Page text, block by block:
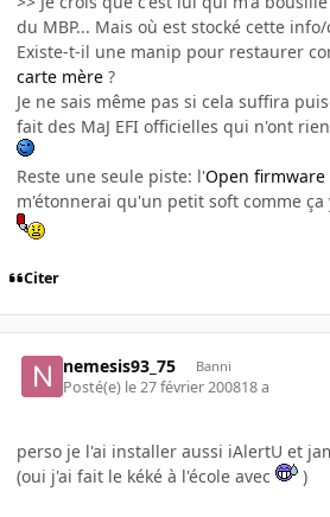
du MBP... Mais où est stocké cette
Existe-t-il une manip pour restaurer
carte mère ?
Je ne sais même pas si cela suffira
fait des MaJ EFI officielles qui n'ont
Reste une seule piste: l'Open firmware
m'étonnerai qu'un petit soft comme ça
Citer
nemesis93_75 Banni
Posté(e) le 27 février 200818 a
perso je l'ai installer aussi iAlertU et
(oui j'ai fait le kéké à l'école avec
)